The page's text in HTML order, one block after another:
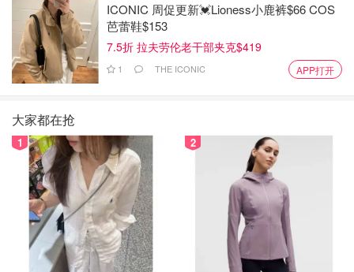
ICONIC 周促更新💓Lioness小鹿裤$66 COS
芭蕾鞋$153
7.5折 拉夫劳伦老干部夹克$419
1 THE ICONIC APP打开
大家都在抢
1 2